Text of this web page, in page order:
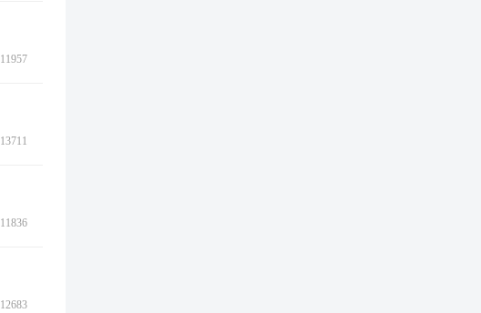
11957
13711
11836
12683